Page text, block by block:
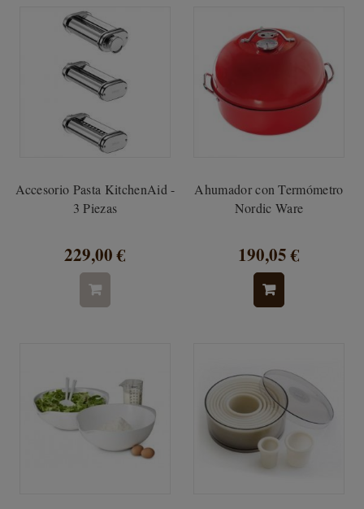
Accesorio Pasta KitchenAid -
3 Piezas
229,00 €
Ahumador con Termómetro
Nordic Ware
190,05 €